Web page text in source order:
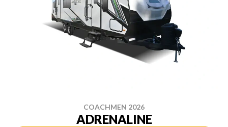
COACHMEN 2026
ADRENALINE